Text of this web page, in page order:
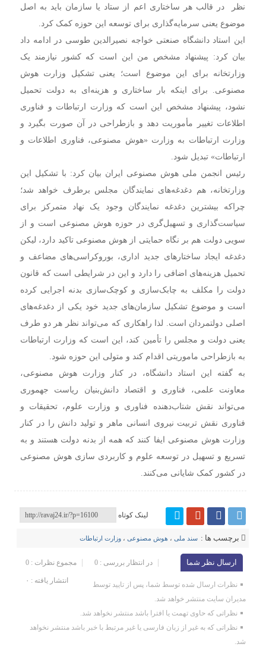
نظر در قالب هر ساختاری اعم از ستاد یا سازمان باید به اصل
موضوع یعنی سرمایه‌گذاری برای توسعه این حوزه کمک کرد.
این استاد دانشگاه صنعتی خواجه نصیرالدین طوسی در ادامه داد
بیان کرد: پیشنهاد مشخص من این است که کشور نیازمند یک
وزارتخانه برای این موضوع است؛ یعنی تشکیل وزارت هوش
مصنوعی. برای اینکه بار ساختاری و هزینه‌ای به دولت تحمیل
نشود، پیشنهاد مشخص این است که وزارت ارتباطات و فناوری
اطلاعات تغییر مأموریت دهد و بازطراحی در آن صورت بگیرد و
وزارت ارتباطات به وزارت «هوش مصنوعی، فناوری اطلاعات و
ارتباطات» تبدیل شود.
رئیس انجمن ملی هوش مصنوعی ایران بیان کرد: با تشکیل این
وزارتخانه، هم دغدغه‌های نمایندگان مجلس برطرف خواهد شد؛
چراکه بیشترین دغدغه نمایندگان وجود یک نهاد متمرکز برای
سیاست‌گذاری و تسهیل‌گری در حوزه هوش مصنوعی است و از
سویی دولت هم بر نگاه حمایتی از هوش مصنوعی تاکید دارد، لیکن
دغدغه ایجاد ساختارهای جدید اداری، بوروکراسی‌های مضاعف و
تحمیل هزینه‌های اضافی را دارد و این در شرایطی است که قانون
دولت را مکلف به چابک‌سازی و کوچک‌سازی بدنه اجرایی کرده
است و موضوع تشکیل سازمان‌های جدید خود یکی از دغدغه‌های
اصلی دولتمردان است. لذا راهکاری که می‌تواند نظر هر دو طرف
یعنی دولت و مجلس را تأمین کند، این است که وزارت ارتباطات
به بازطراحی ماموریتی اقدام کند و متولی این حوزه شود.
به گفته این استاد دانشگاه، در کنار وزارت هوش مصنوعی،
معاونت علمی، فناوری و اقتصاد دانش‌بنیان ریاست جهموری
می‌تواند نقش شتاب‌دهنده فناوری و وزارت علوم، تحقیقات و
فناوری نقش تربیت نیروی انسانی ماهر و تولید دانش را در کنار
وزارت هوش مصنوعی ایفا کنند که همه از بدنه دولت هستند و به
تسریع و تسهیل در توسعه علوم و کاربردی‌ سازی هوش مصنوعی
در کشور کمک شایانی می‌کنند.
لینک کوتاه
برچسب ها : سند ملی ، هوش مصنوعی ،وزارت ارتباطات
ارسال نظر شما مجموع نظرات : 0 در انتظار بررسی : 0
انتشار یافته : ۰
نظرات ارسال شده توسط شما، پس از تایید توسط
مدیران سایت منتشر خواهد شد.
نظراتی که حاوی تهمت یا افترا باشد منتشر نخواهد شد.
نظراتی که به غیر از زبان فارسی یا غیر مرتبط با خبر باشد منتشر نخواهد
شد.